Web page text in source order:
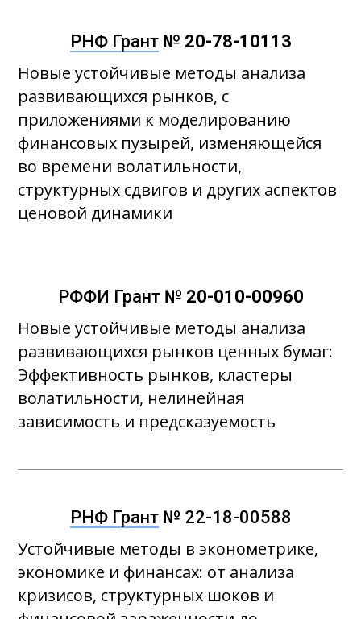
РНФ Грант № 20-78-10113
Новые устойчивые методы анализа
развивающихся рынков, с
приложениями к моделированию
финансовых пузырей, изменяющейся
во времени волатильности,
структурных сдвигов и других аспектов
ценовой динамики
РФФИ Грант № 20-010-00960
Новые устойчивые методы анализа
развивающихся рынков ценных бумаг:
Эффективность рынков, кластеры
волатильности, нелинейная
зависимость и предсказуемость
РНФ Грант№ 22-18-00588
Устойчивые методы в эконометрике,
экономике и финансах: от анализа
кризисов, структурных шоков и